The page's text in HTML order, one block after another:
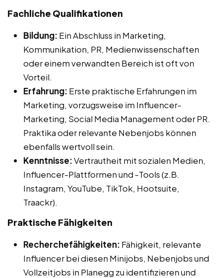
Fachliche Qualifikationen
Bildung: Ein Abschluss in Marketing,
Kommunikation, PR, Medienwissenschaften
oder einem verwandten Bereich ist oft von
Vorteil.
Erfahrung: Erste praktische Erfahrungen im
Marketing, vorzugsweise im Influencer-
Marketing, Social Media Management oder PR.
Praktika oder relevante Nebenjobs können
ebenfalls wertvoll sein.
Kenntnisse:Vertrautheit mit sozialen Medien,
Influencer-Plattformen und -Tools (z.B.
Instagram, YouTube, TikTok, Hootsuite,
Traackr).
Praktische Fähigkeiten
Recherchefähigkeiten: Fähigkeit, relevante
Influencer bei diesen Minijobs, Nebenjobs und
Vollzeitjobs in Planegg zu identifizieren und